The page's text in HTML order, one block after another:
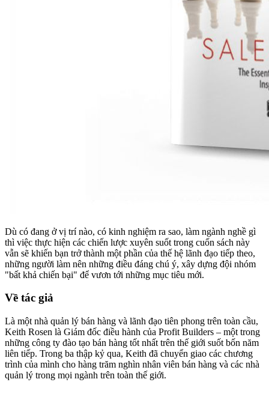
Dù có đang ở vị trí nào, có kinh nghiệm ra sao, làm ngành nghề gì
thì việc thực hiện các chiến lược xuyên suốt trong cuốn sách này
vẫn sẽ khiến bạn trở thành một phần của thế hệ lãnh đạo tiếp theo,
những người làm nên những điều đáng chú ý, xây dựng đội nhóm
"bất khả chiến bại" để vươn tới những mục tiêu mới.
Về tác giả
Là một nhà quản lý bán hàng và lãnh đạo tiên phong trên toàn cầu,
Keith Rosen là Giám đốc điều hành của Profit Builders – một trong
những công ty đào tạo bán hàng tốt nhất trên thế giới suốt bốn năm
liên tiếp. Trong ba thập kỷ qua, Keith đã chuyển giao các chương
trình của mình cho hàng trăm nghìn nhân viên bán hàng và các nhà
quản lý trong mọi ngành trên toàn thế giới.